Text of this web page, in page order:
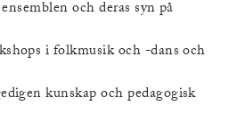
och deras syn på
i folkmusik och -dans och
kunskap och pedagogisk